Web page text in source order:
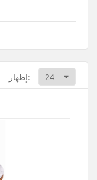
إظهار: